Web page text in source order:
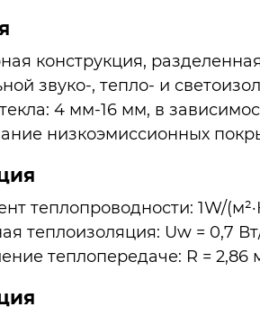
конструкция,
звуко-, тепло- и
4 мм-16 мм, в
низкоэмиссионных
теплопроводности: 1W/
теплоизоляция: Uw = 0,7
теплопередаче: R = 2,86